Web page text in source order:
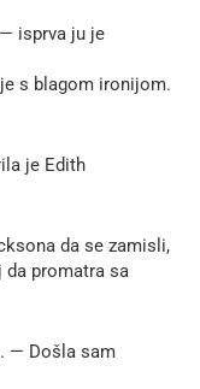
isprva ju je
s blagom ironijom.
je Edith
da se zamisli,
promatra sa
— Došla sam